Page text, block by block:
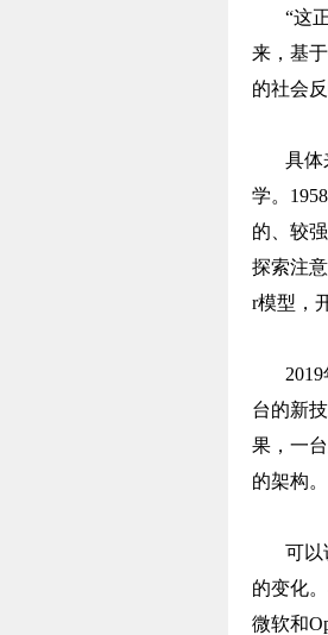
“这
来，基
的社会
具体
学。
的、较
探索注
r模型，
台的新
果，一
的架构。
可以
的变化
微软和